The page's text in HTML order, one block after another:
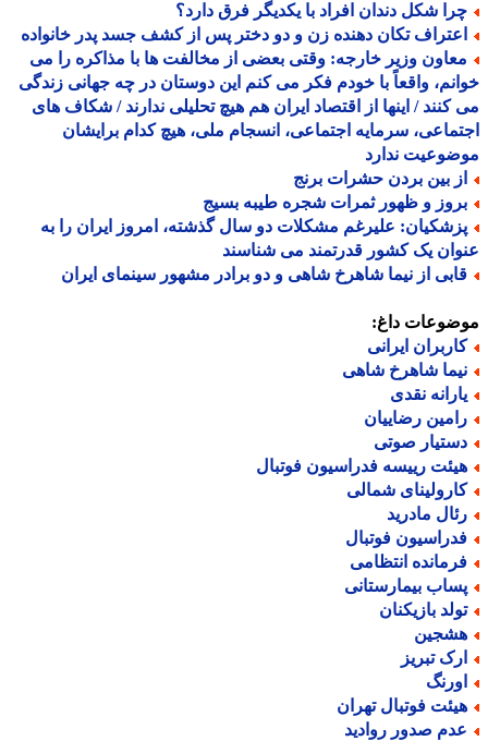
شکل دندان افراد با یکدیگر فرق دارد؟
تکان دهنده زن و دو دختر پس از کشف جسد پدر خانواده
وزیر خارجه: وقتی بعضی از مخالفت ها با مذاکره را می
واقعاً با خودم فکر می کنم این دوستان در چه جهانی زندگی
/ اینها از اقتصاد ایران هم هیچ تحلیلی ندارند / شکاف های
سرمایه اجتماعی، انسجام ملی، هیچ کدام برایشان
ندارد
بین بردن حشرات برنج
و ظهور ثمرات شجره طیبه بسیج
علیرغم مشکلات دو سال گذشته، امروز ایران را به
یک کشور قدرتمند می شناسند
از نیما شاهرخ شاهی و دو برادر مشهور سینمای ایران
داغ:
ایرانی
شاهرخ شاهی
نقدی
رضاییان
صوتی
رییسه فدراسیون فوتبال
شمالی
مادرید
فوتبال
انتظامی
بیمارستانی
بازیکنان
تبریز
فوتبال تهران
صدور روادید